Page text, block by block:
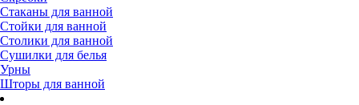
Стаканы для ванной
Стойки для ванной
Столики для ванной
Сушилки для белья
Урны
Шторы для ванной